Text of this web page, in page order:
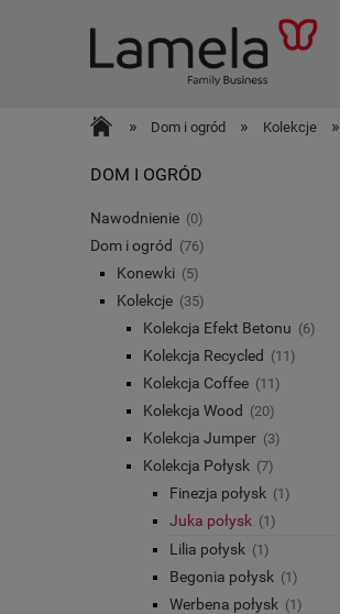
» Dom i ogród » Kolekcje »
DOM I OGRÓD
Nawodnienie (0)
Dom i ogród (76)
Konewki (5)
Kolekcje (35)
Kolekcja Efekt Betonu (6)
Kolekcja Recycled (11)
Kolekcja Coffee (11)
Kolekcja Wood (20)
Kolekcja Jumper (3)
Kolekcja Połysk (7)
Finezja połysk (1)
Juka połysk (1)
Lilia połysk (1)
Begonia połysk (1)
Werbena połysk (1)